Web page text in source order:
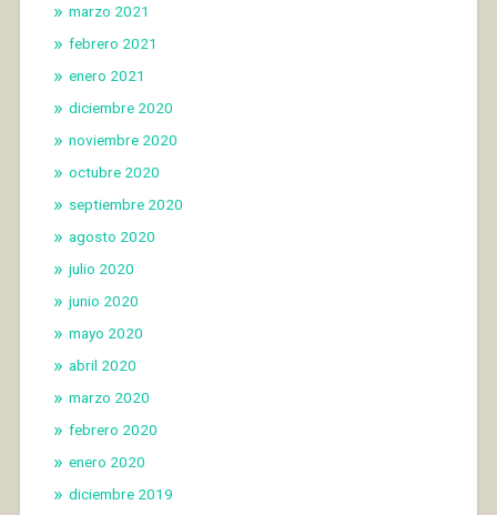
marzo 2021
febrero 2021
enero 2021
diciembre 2020
noviembre 2020
octubre 2020
septiembre 2020
agosto 2020
julio 2020
junio 2020
mayo 2020
abril 2020
marzo 2020
febrero 2020
enero 2020
diciembre 2019